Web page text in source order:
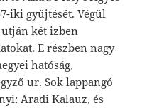
iki gyűjtését. Végül
két izben
E részben nagy
hatóság,
ur. Sok lappangó
Aradi Kalauz, és